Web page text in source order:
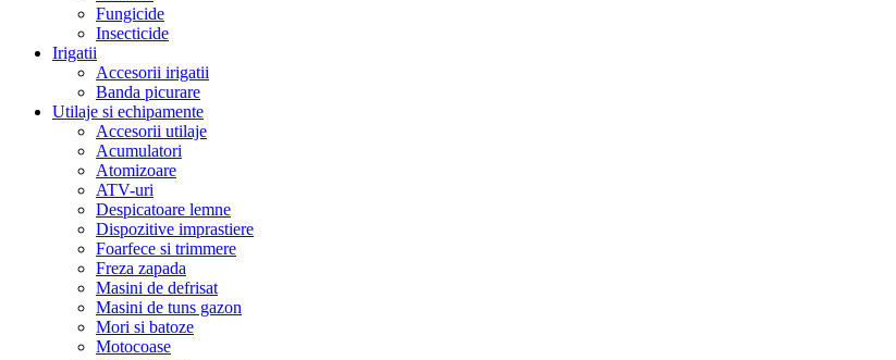
Fungicide
Insecticide
Irigatii
Accesorii irigatii
Banda picurare
Utilaje si echipamente
Accesorii utilaje
Acumulatori
Atomizoare
ATV-uri
Despicatoare lemne
Dispozitive imprastiere
Foarfece si trimmere
Freza zapada
Masini de defrisat
Masini de tuns gazon
Mori si batoze
Motocoase